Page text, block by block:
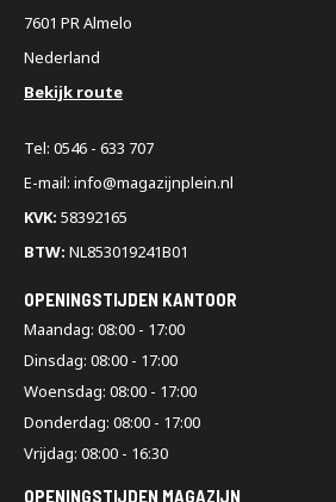
7601 PR Almelo
Nederland
Bekijk route
Tel: 0546 - 633 707
E-mail: info@magazijnplein.nl
KVK: 58392165
BTW: NL853019241B01
OPENINGSTIJDEN KANTOOR
Maandag: 08:00 - 17:00
Dinsdag: 08:00 - 17:00
Woensdag: 08:00 - 17:00
Donderdag: 08:00 - 17:00
Vrijdag: 08:00 - 16:30
OPENINGSTIJDEN MAGAZIJN